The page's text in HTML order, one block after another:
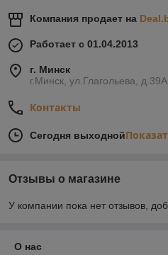
Компания продает на
Работает с 01.04.2013
г. Минск
г.Минск, ул.Глагольева,
Контакты
Сегодня выходной
Отзывы о магазине
У компании пока нет отзывов,
О нас